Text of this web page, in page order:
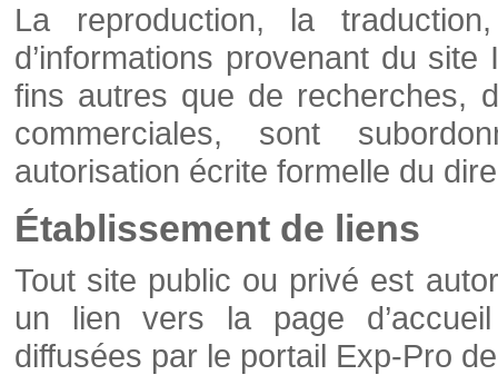
La reproduction, la
d’informations provenant du
fins autres que de recherches,
commerciales, sont
autorisation écrite formelle du
Établissement de liens
Tout site public ou privé est
un lien vers la page
diffusées par le portail Exp-Pro